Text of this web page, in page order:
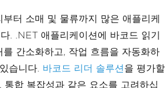
터 소매 및 물류까지 많은 애플리케
. .NET 애플리케이션에 바코드 읽기
간소화하고, 작업 흐름을 자동화하
습니다. 바코드 리더 솔루션을 평가할
통합 복잡성과 같은 요소를 고려하십